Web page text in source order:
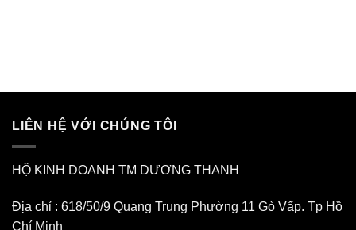
LIÊN HỆ VỚI CHÚNG TÔI
HỘ KINH DOANH TM DƯƠNG THANH
Địa chỉ : 618/50/9 Quang Trung Phường 11 Gò Vấp. Tp Hồ
Chí Minh